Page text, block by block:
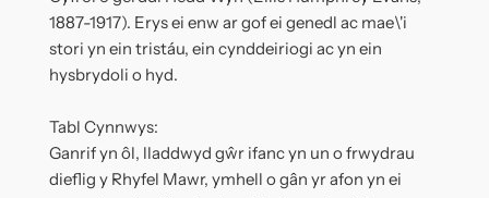
1887-1917). Erys ei enw ar gof ei genedl ac mae\'i
stori yn ein tristáu, ein cynddeiriogi ac yn ein
hysbrydoli o hyd.
Tabl Cynnwys:
Ganrif yn ôl, lladdwyd gŵr ifanc yn un o frwydrau
dieflig y Rhyfel Mawr, ymhell o gân yr afon yn ei